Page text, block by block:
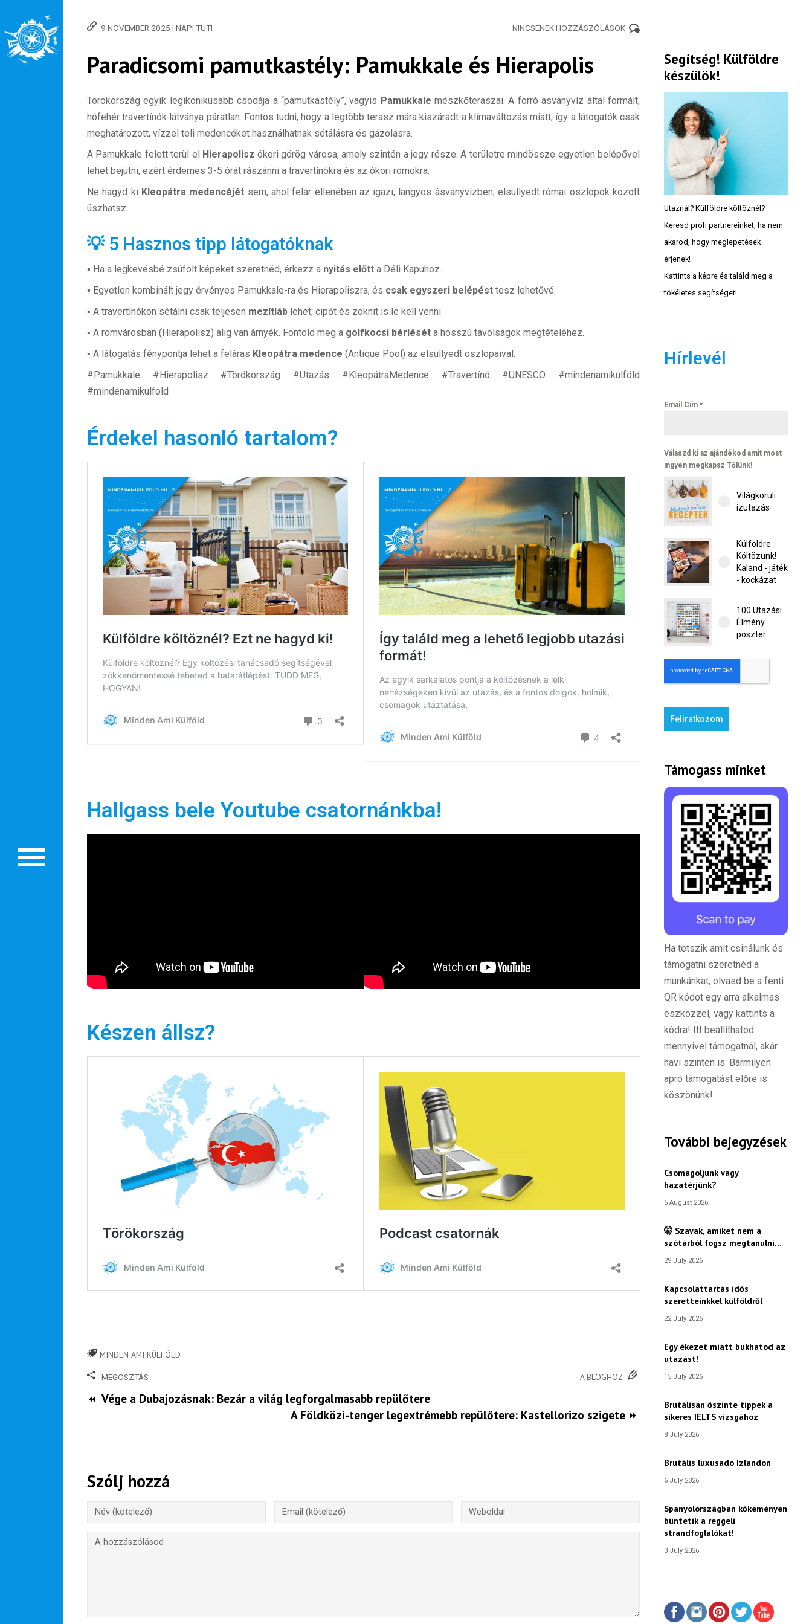
Rólunk
Szakértőink
Beutazási engedélyek
Online bolt
Rendezvények
BLOG
Partnerprogram
Külföldi munkaajánlatok
Világkörüli
Külföldre
Utazási
Élmény
poszter
Feliratkozom
Felhasználási feltételek
9 NOVEMBER 2025 | NAPI TUTI NINCSENEK HOZZÁSZÓLÁSOK
Paradicsomi pamutkastély: Pamukkale és Hierapolis
Törökország egyik legikonikusabb csodája a “pamutkastély”, vagyis Pamukkale mészkőteraszai. A forró ásványvíz által formált,
hófehér travertínók látványa páratlan. Fontos tudni, hogy a legtöbb terasz mára kiszáradt a klímaváltozás miatt, így a látogatók csak
meghatározott, vízzel teli medencéket használhatnak sétálásra és gázolásra.
A Pamukkale felett terül el Hierapolisz ókori görög városa, amely szintén a jegy része. A területre mindössze egyetlen belépővel
lehet bejutni, ezért érdemes 3-5 órát rászánni a travertínókra és az ókori romokra.
Ne hagyd ki Kleopátra medencéjét sem, ahol felár ellenében az igazi, langyos ásványvízben, elsüllyedt római oszlopok között
úszhatsz.
💡 5 Hasznos tipp látogatóknak
▪️ Ha a legkevésbé zsúfolt képeket szeretnéd, érkezz a nyitás előtt a Déli Kapuhoz.
▪️ Egyetlen kombinált jegy érvényes Pamukkale-ra és Hierapoliszra, és csak egyszeri belépést tesz lehetővé.
▪️ A travertínókon sétálni csak teljesen mezítláb lehet; cipőt és zoknit is le kell venni.
▪️ A romvárosban (Hierapolisz) alig van árnyék. Fontold meg a golfkocsi bérlését a hosszú távolságok megtételéhez.
▪️ A látogatás fénypontja lehet a feláras Kleopátra medence (Antique Pool) az elsüllyedt oszlopaival.
#Pamukkale #Hierapolisz #Törökország #Utazás #KleopátraMedence #Travertínó #UNESCO #mindenamikülföld
#mindenamikulfold
Érdekel hasonló tartalom?
Hallgass bele Youtube csatornánkba!
Készen állsz?
MINDEN AMI KÜLFÖLD
MEGOSZTÁS A BLOGHOZ
Vége a Dubajozásnak: Bezár a világ legforgalmasabb repülőtere
A Földközi-tenger legextrémebb repülőtere: Kastellorizo szigete
Szólj hozzá
Segítség! Külföldre
készülök!
Utaznál? Külföldre költöznél?
Keresd profi partnereinket, ha nem
akarod, hogy meglepetések
érjenek!
Kattints a képre és találd meg a
tökéletes segítséget!
Hírlevél
Email Cím *
Válaszd ki az ajándékod amit most
ingyen megkapsz Tőlünk!
Világkörüli
ízutazás
Külföldre
Költözünk!
Kaland - játék
- kockázat
100 Utazási
Élmény
poszter
Feliratkozom
Támogass minket
Ha tetszik amit csinálunk és
támogatni szeretnéd a
munkánkat, olvasd be a fenti
QR kódot egy arra alkalmas
eszközzel, vagy kattints a
kódra! Itt beállíthatod
mennyivel támogatnál, akár
havi szinten is. Bármilyen
apró támogatást előre is
köszönünk!
További bejegyzések
Csomagoljunk vagy
hazatérjünk?
5 August 2026
🤫 Szavak, amiket nem a
szótárból fogsz megtanulni…
29 July 2026
Kapcsolattartás idős
szeretteinkkel külföldről
22 July 2026
Egy ékezet miatt bukhatod az
utazást!
15 July 2026
Brutálisan őszinte tippek a
sikeres IELTS vizsgához
8 July 2026
Brutális luxusadó Izlandon
6 July 2026
Spanyolországban kőkeményen
büntetik a reggeli
strandfoglalókat!
3 July 2026